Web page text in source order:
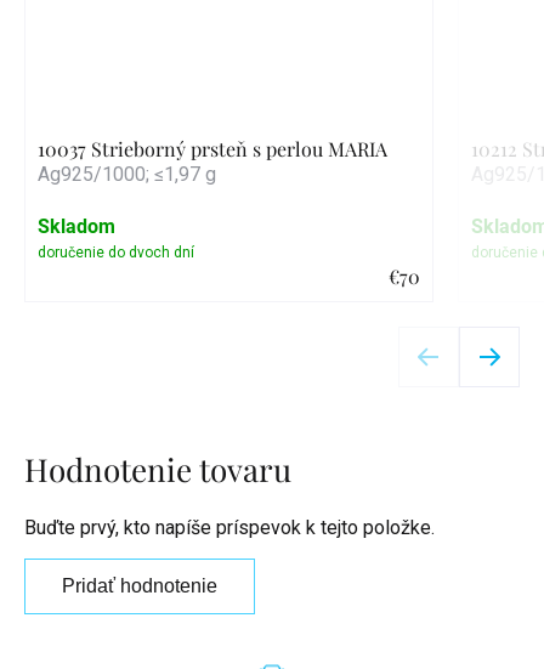
10037 Strieborný prsteň s perlou MARIA
Ag925/1000; ≤1,97 g
€70
Skladom
10212
Hodnotenie tovaru
Buďte prvý, kto napíše príspevok k tejto položke.
Pridať hodnotenie